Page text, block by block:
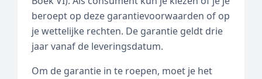
beroept op deze garantievoorwaarden of op
je wettelijke rechten. De garantie geldt drie
jaar vanaf de leveringsdatum.
Om de garantie in te roepen, moet je het